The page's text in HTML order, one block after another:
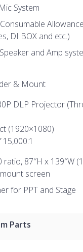
System
DI BOX and etc.)
and Amp
& Mount
DLP Projector
(1920×1080)
87″H x 139″W
screen
for PPT and Stage
Parts